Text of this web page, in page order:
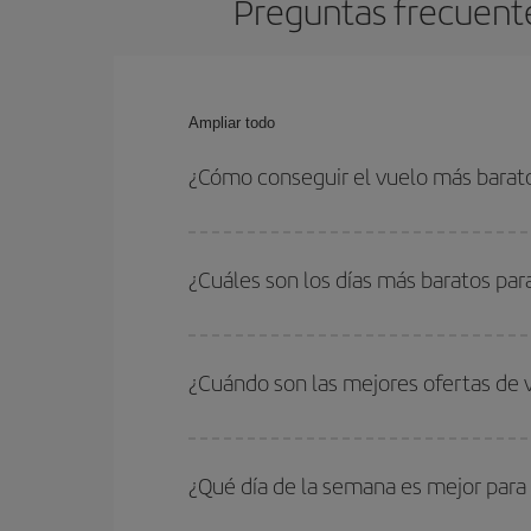
Preguntas
Ampliar todo
¿Cómo conseguir el vuelo más
las fechas y horarios de ida y vuelta.
¿Cuáles son los días más baratos
quieres ir y en qué fechas habías pensado
para que puedas encontrar la mejor oferta.
¿Cuándo son las mejores ofertas
periodos de vacaciones escolares son
precios encontrarás.
¿Qué día de la semana es mejor